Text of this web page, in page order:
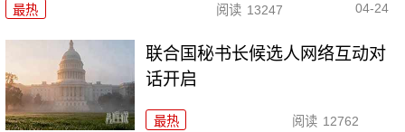
最热 阅读 13247 04-24
联合国秘书长候选人网络互动对
话开启
最热 阅读 12762